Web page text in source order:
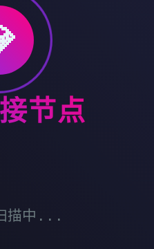
节点
描中...